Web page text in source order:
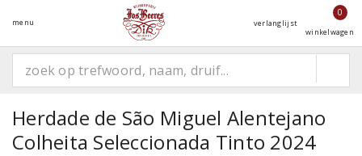
menu verlanglijst
0
winkelwagen
Herdade de São Miguel Alentejano
Colheita Seleccionada Tinto 2024